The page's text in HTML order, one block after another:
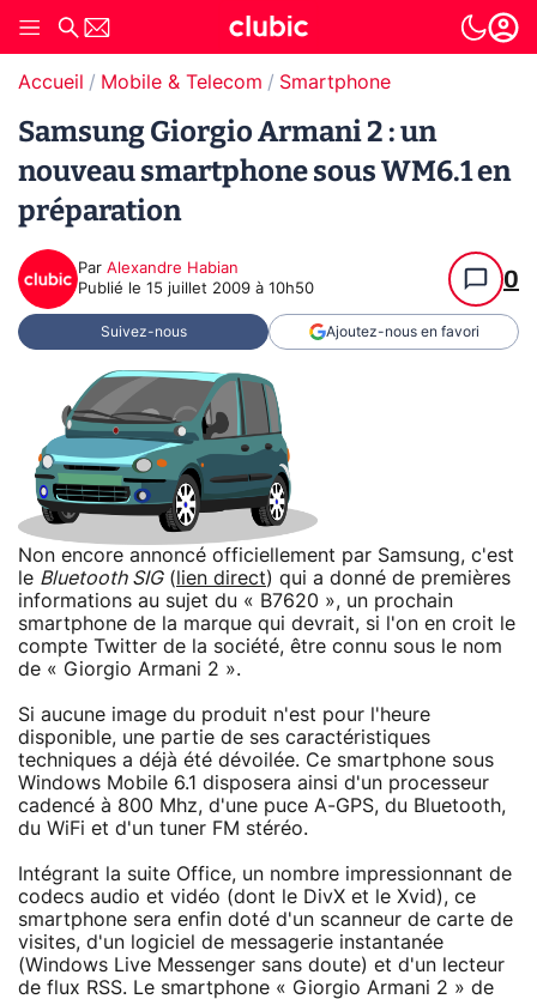
Accueil Mobile & Telecom Smartphone
Samsung Giorgio Armani 2 : un
nouveau smartphone sous WM6.1 en
préparation
Par Alexandre Habian
Publié le 15 juillet 2009 à 10h50 0
Suivez-nous Ajoutez-nous en favori
Non encore annoncé officiellement par Samsung, c'est
le Bluetooth SIG( lien direct) qui a donné de premières
informations au sujet du « B7620 », un prochain
smartphone de la marque qui devrait, si l'on en croit le
compte Twitter de la société, être connu sous le nom
de « Giorgio Armani 2 ».
Si aucune image du produit n'est pour l'heure
disponible, une partie de ses caractéristiques
techniques a déjà été dévoilée. Ce smartphone sous
Windows Mobile 6.1 disposera ainsi d'un processeur
cadencé à 800 Mhz, d'une puce A-GPS, du Bluetooth,
du WiFi et d'un tuner FM stéréo.
Intégrant la suite Office, un nombre impressionnant de
codecs audio et vidéo (dont le DivX et le Xvid), ce
smartphone sera enfin doté d'un scanneur de carte de
visites, d'un logiciel de messagerie instantanée
(Windows Live Messenger sans doute) et d'un lecteur
de flux RSS. Le smartphone « Giorgio Armani 2 » de